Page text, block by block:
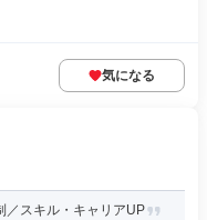
気になる
／スキル・キャリアUP